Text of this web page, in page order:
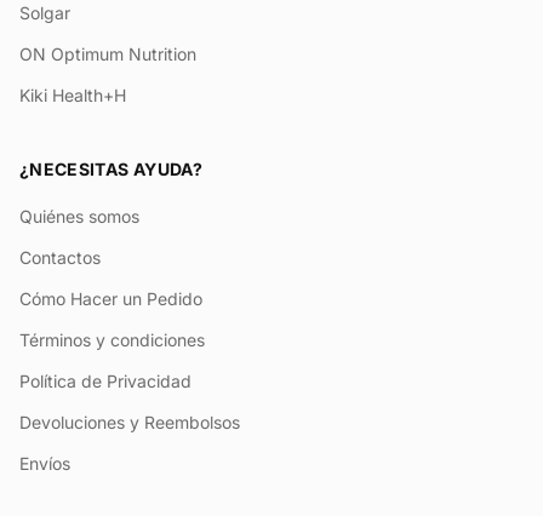
Solgar
ON Optimum Nutrition
Kiki Health+H
¿NECESITAS AYUDA?
Quiénes somos
Contactos
Cómo Hacer un Pedido
Términos y condiciones
Política de Privacidad
Devoluciones y Reembolsos
Envíos